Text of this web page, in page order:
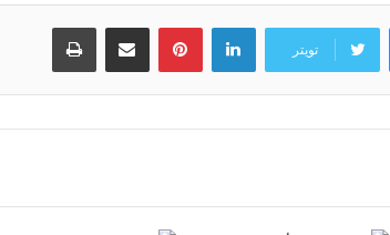
تويتر
لينكدإن بينتيريستمشاركة عبر البريد طباعة